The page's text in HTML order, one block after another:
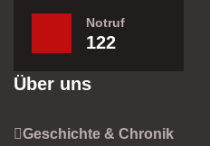
Notruf
122
Über uns
Geschichte & Chronik